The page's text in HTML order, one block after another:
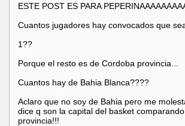
ESTE POST ES PARA
Cuantos jugadores hay convocados que
1??
Porque el resto es de Cordoba provincia...
Cuantos hay de Bahia Blanca????
Aclaro que no soy de Bahia pero me
dice q son la capital del basket
provincia!!!